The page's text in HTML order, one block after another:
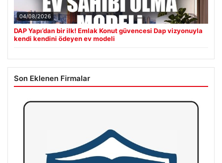
04/08/2026
DAP Yapı’dan bir ilk! Emlak Konut güvencesi Dap vizyonuyla
kendi kendini ödeyen ev modeli
Son Eklenen Firmalar